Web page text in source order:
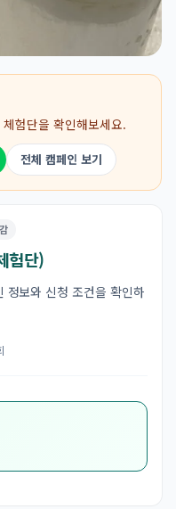
험단을 확인해보세요.
전체 캠페인 보기
험단)
정보와 신청 조건을 확인하